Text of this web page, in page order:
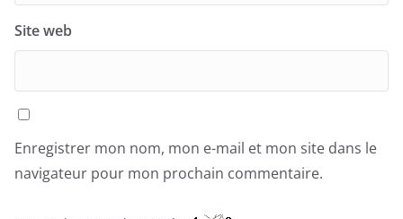
Site web
Enregistrer mon nom, mon e-mail et mon site dans le
navigateur pour mon prochain commentaire.